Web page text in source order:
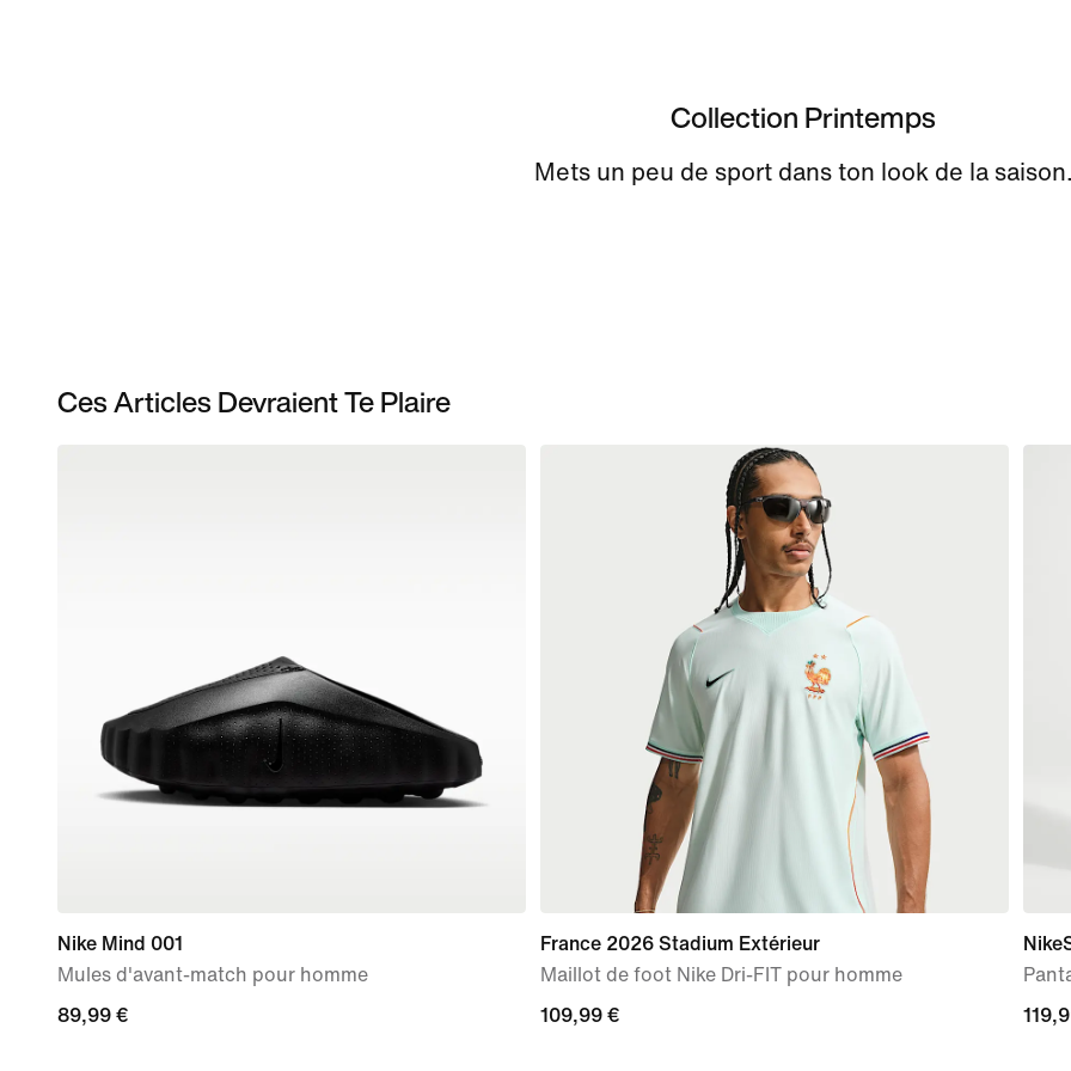
Collection Printemps
Mets un peu de sport dans ton look de la
Ces Articles Devraient Te Plaire
Nike Mind 001
Mules d'avant-match pour homme
89,99 €
89,99 €
France 2026 Stadium Extérieur
Maillot de foot Nike Dri-FIT pour homme
109,99 €
109,99 €